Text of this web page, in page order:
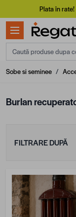
Mergi la Conținut
Plata în
Caută produse dupa
Sobe si seminee /
Burlan
FILTRARE DUPĂ